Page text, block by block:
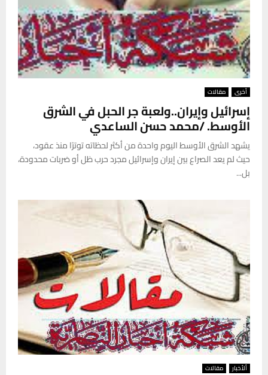
أخرى مقالات
إسرائيل وإيران..ولعبة جر الحبل في الشرق
الأوسط. /محمد حسن الساعدي
يشهد الشرق الأوسط اليوم واحدة من أكثر لحظاته توترًا منذ عقود،
حيث لم يعد الصراع بين إيران وإسرائيل مجرد حرب ظل أو ضربات محدودة،
بل...
ألأخبار مقالات